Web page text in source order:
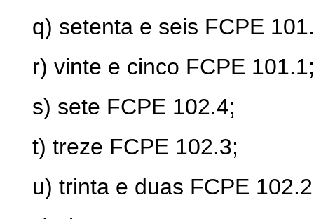
q) setenta e seis FCPE
r) vinte e cinco FCPE 101.1;
s) sete FCPE 102.4;
t) treze FCPE 102.3;
u) trinta e duas FCPE